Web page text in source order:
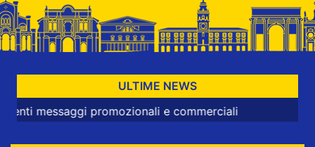
ULTIME NEWS
promozionali e commerciali